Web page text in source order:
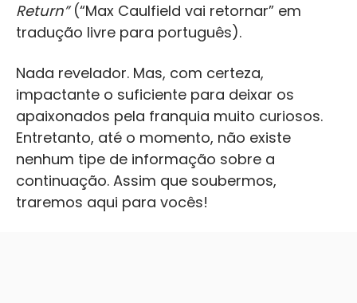
Return”(“Max Caulfield vai retornar” em
tradução livre para português).
Nada revelador. Mas, com certeza,
impactante o suficiente para deixar os
apaixonados pela franquia muito curiosos.
Entretanto, até o momento, não existe
nenhum tipe de informação sobre a
continuação. Assim que soubermos,
traremos aqui para vocês!